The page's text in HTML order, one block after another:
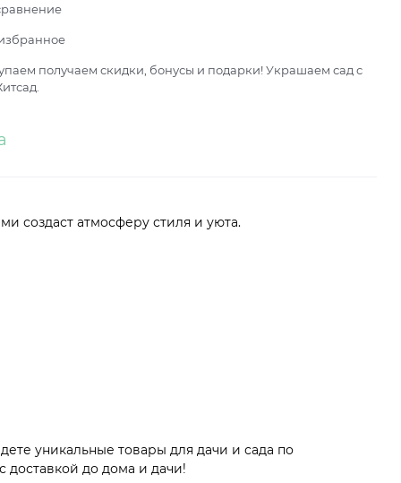
получаем скидки, бонусы и подарки! Украшаем сад с
создаст атмосферу стиля и уюта.
уникальные товары для дачи и сада по
до дома и дачи!